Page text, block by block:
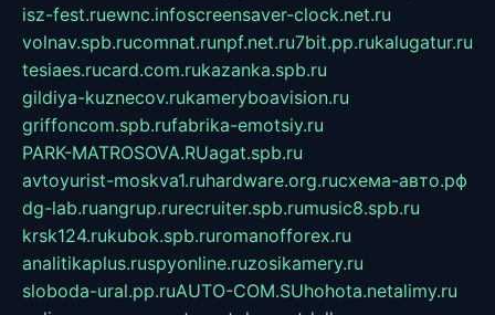
isz-fest.ruewnc.infoscreensaver-clock.net.ru
volnav.spb.rucomnat.runpf.net.ru7bit.pp.rukalugatur.ru
tesiaes.rucard.com.rukazanka.spb.ru
gildiya-kuznecov.rukameryboavision.ru
griffoncom.spb.rufabrika-emotsiy.ru
PARK-MATROSOVA.RUagat.spb.ru
avtoyurist-moskva1.ruhardware.org.ruсхема-авто.рф
dg-lab.ruangrup.rurecruiter.spb.rumusic8.spb.ru
krsk124.rukubok.spb.ruromanofforex.ru
analitikaplus.ruspyonline.ruzosikamery.ru
sloboda-ural.pp.ruAUTO-COM.SUhohota.netalimy.ru